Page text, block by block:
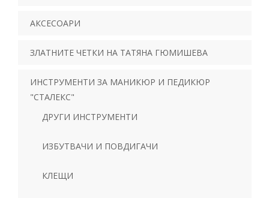
АКСЕСОАРИ
ЗЛАТНИТЕ ЧЕТКИ НА ТАТЯНА ГЮМИШЕВА
ИНСТРУМЕНТИ ЗА МАНИКЮР И ПЕДИКЮР
"СТАЛЕКС"
ДРУГИ ИНСТРУМЕНТИ
ИЗБУТВАЧИ И ПОВДИГАЧИ
КЛЕЩИ